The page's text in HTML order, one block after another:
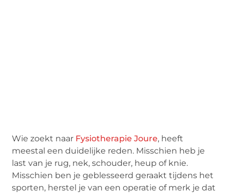
Wie zoekt naar Fysiotherapie Joure, heeft
meestal een duidelijke reden. Misschien heb je
last van je rug, nek, schouder, heup of knie.
Misschien ben je geblesseerd geraakt tijdens het
sporten, herstel je van een operatie of merk je dat